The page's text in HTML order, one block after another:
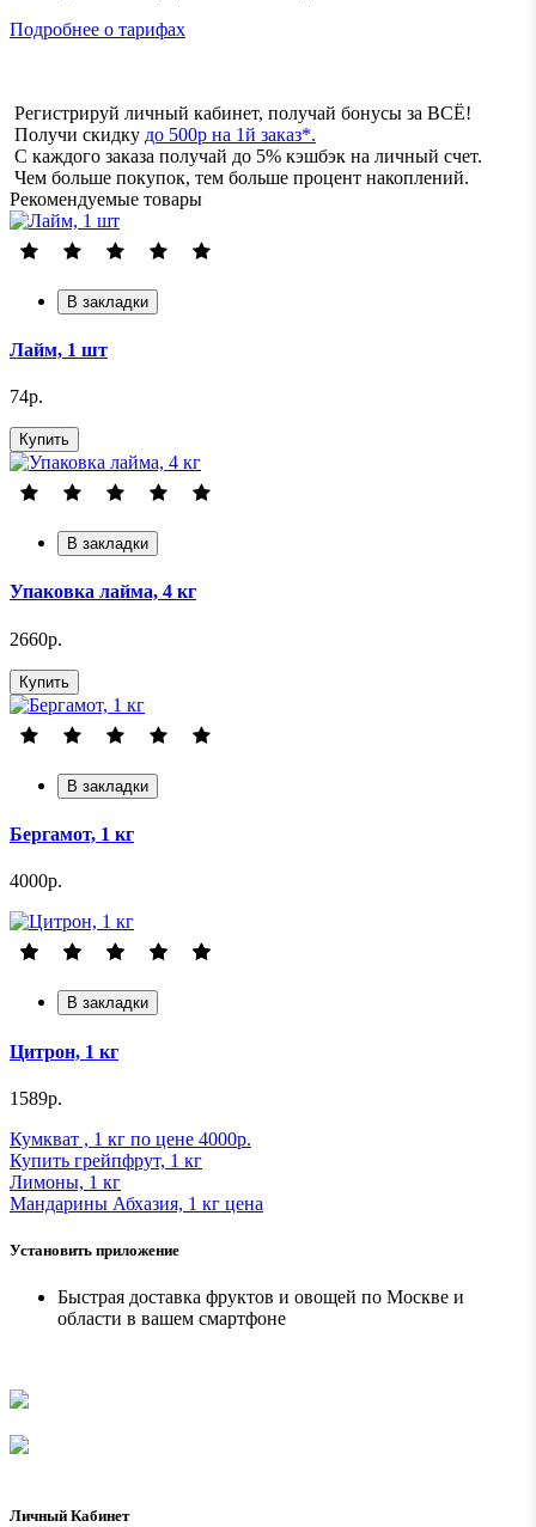
Подробнее о тарифах
Регистрируй личный кабинет, получай бонусы за ВСЁ!
Получи скидку до 500р на 1й заказ*.
С каждого заказа получай до 5% кэшбэк на личный счет.
Чем больше покупок, тем больше процент накоплений.
Рекомендуемые товары
В закладки
Лайм, 1 шт
74р.
Купить
В закладки
Упаковка лайма, 4 кг
2660р.
Купить
В закладки
Бергамот, 1 кг
4000р.
В закладки
Цитрон, 1 кг
1589р.
Кумкват , 1 кг по цене 4000р.
Купить грейпфрут, 1 кг
Лимоны, 1 кг
Мандарины Абхазия, 1 кг ценa
Установить приложение
Быстрая доставка фруктов и овощей по Москве и
области в вашем смартфоне
Личный Кабинет